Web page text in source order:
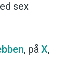
sex
, på X,